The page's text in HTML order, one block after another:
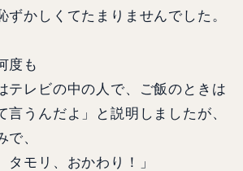
ずかしくてたまりませんでした。
度も
レビの中の人で、ご飯のときは
言うんだよ」と説明しましたが、
で、
モリ、おかわり！」